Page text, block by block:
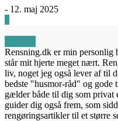
- 12. maj 2025
Rensning.dk er min
står mit hjerte meget nært.
liv, noget jeg også lever af til
bedste "husmor-råd" og
gælder både til dig som privat
guider dig også frem, som
rengøringsartikler til et større